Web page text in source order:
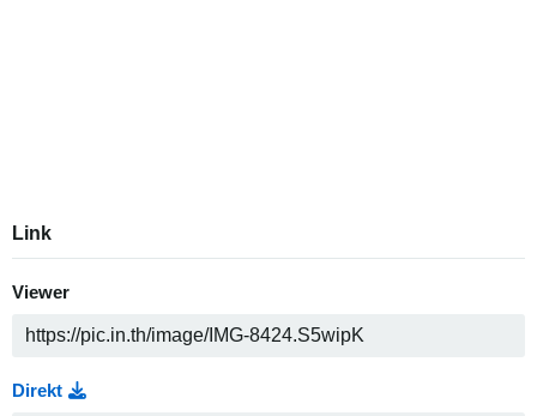
Link
Viewer
Direkt